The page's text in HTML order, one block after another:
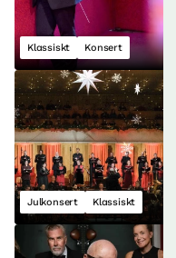
Klassiskt Konsert
Julkonsert Klassiskt